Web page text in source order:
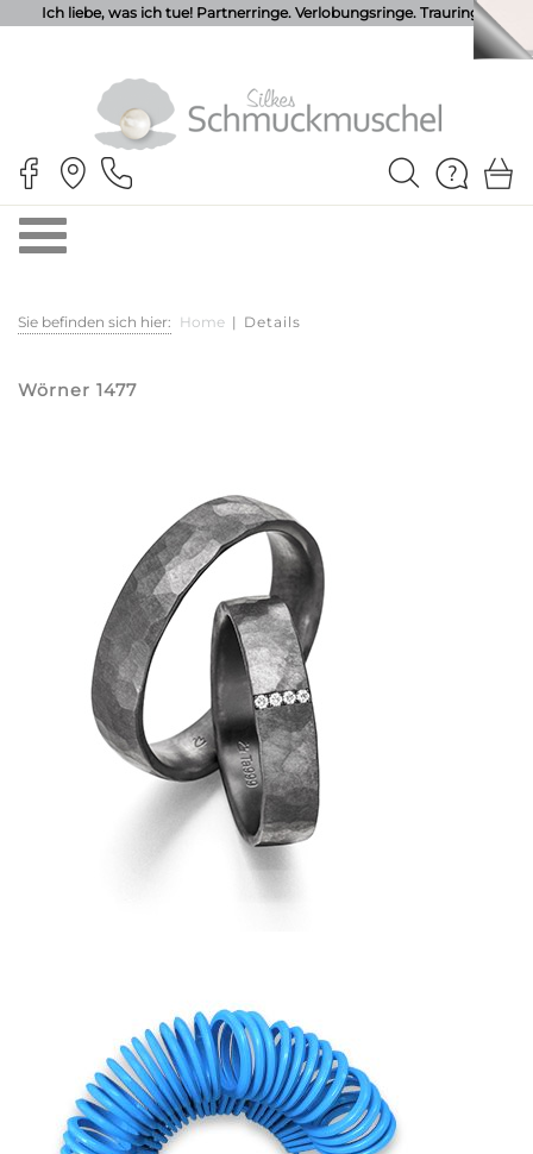
Ich liebe, was ich tue! Partnerringe. Verlobungsringe. Trauringe.
Sie befinden sich hier: Home | Details
Wörner 1477